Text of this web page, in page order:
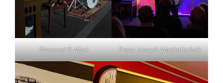
Emanuel & Maxi Franz Joseph Machatschek